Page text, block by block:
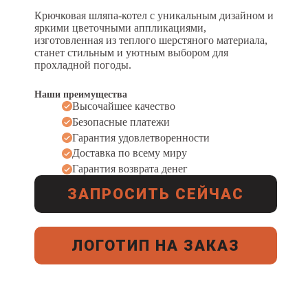
Крючковая шляпа-котел с уникальным дизайном и
яркими цветочными аппликациями,
изготовленная из теплого шерстяного материала,
станет стильным и уютным выбором для
прохладной погоды.
Наши преимущества
Высочайшее качество
Безопасные платежи
Гарантия удовлетворенности
Доставка по всему миру
Гарантия возврата денег
ЗАПРОСИТЬ СЕЙЧАС
ЛОГОТИП НА ЗАКАЗ